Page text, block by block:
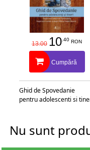
13.00 10 .40 RON
Cumpără
Ghid de Spovedanie
pentru adolescenti si
Nu sunt